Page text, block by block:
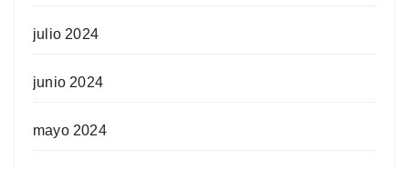
julio 2024
junio 2024
mayo 2024